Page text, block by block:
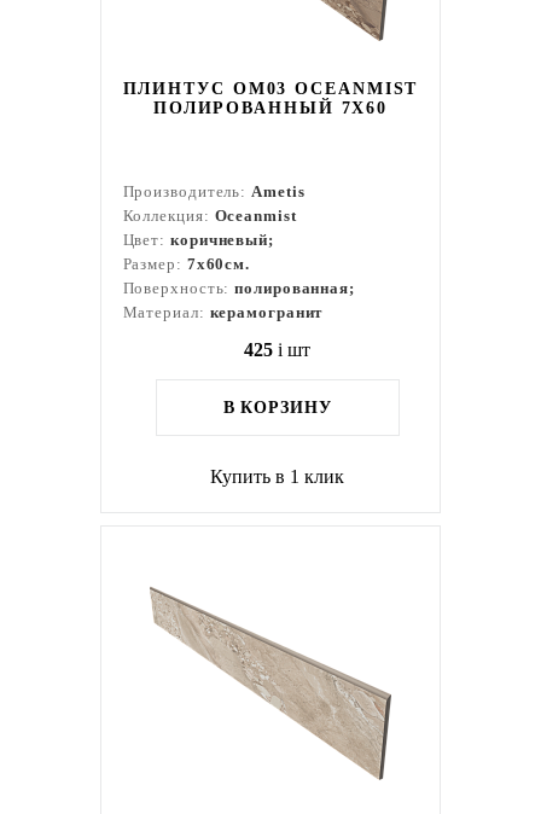
ПЛИНТУС OM03 OCEANMIST
ПОЛИРОВАННЫЙ 7X60
Производитель:Ametis
Коллекция: Oceanmist
Цвет: коричневый;
Размер: 7x60см.
Поверхность:полированная;
Материал: керамогранит
425 i шт
В КОРЗИНУ
Купить в 1 клик